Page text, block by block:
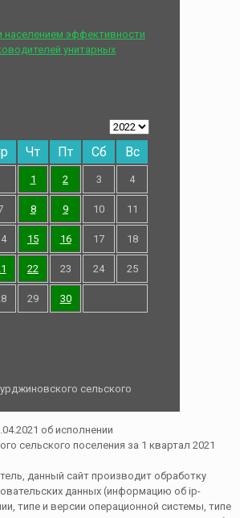
населением эффективности
унитарных
Чт Пт Сб Вс
1 2 3 4
8 9 10 11
15 16 17 18
22 23 24 25
29 30
сельского
данный сайт производит обработку
данных (информацию об ip-
типе и версии операционной системы, типе